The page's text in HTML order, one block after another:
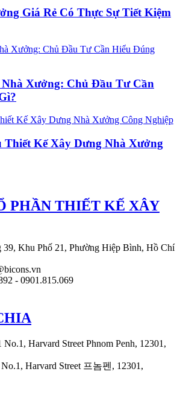
Giá Rẻ Có Thực Sự Tiết Kiệm
Xưởng: Chủ Đầu Tư Cần
Kế Xây Dưng Nhà Xưởng
PHẦN THIẾT KẾ XÂY
39, Khu Phố 21, Phường Hiệp Bình, Hồ Chí
- 0901.815.069
Harvard Street Phnom Penh, 12301,
Harvard Street 프놈펜, 12301,